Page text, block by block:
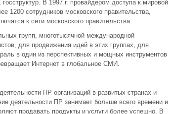
В 1997 г. провайдером доступа к мировой
1200 сотрудников московского правительства,
к сети московского правительства.
групп, многотысячной международной
для продвижения идей в этих группах, для
в один из перспективных и мощных инструментов
Интернет в глобальное СМИ.
ПР организаций в развитых странах и
деятельности ПР занимает больше всего времени и
продавать продукты и услуги более успешно. В